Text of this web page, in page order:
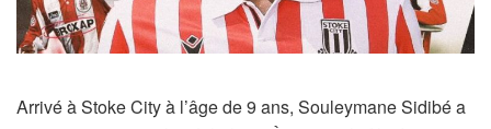
Arrivé à Stoke City à l’âge de 9 ans, Souleymane Sidibé a